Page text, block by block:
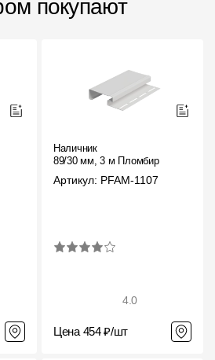
покупают
Наличник
89/30 мм, 3 м Пломбир
Артикул: PFAM-1107
4.0
Цена 454 ₽/шт